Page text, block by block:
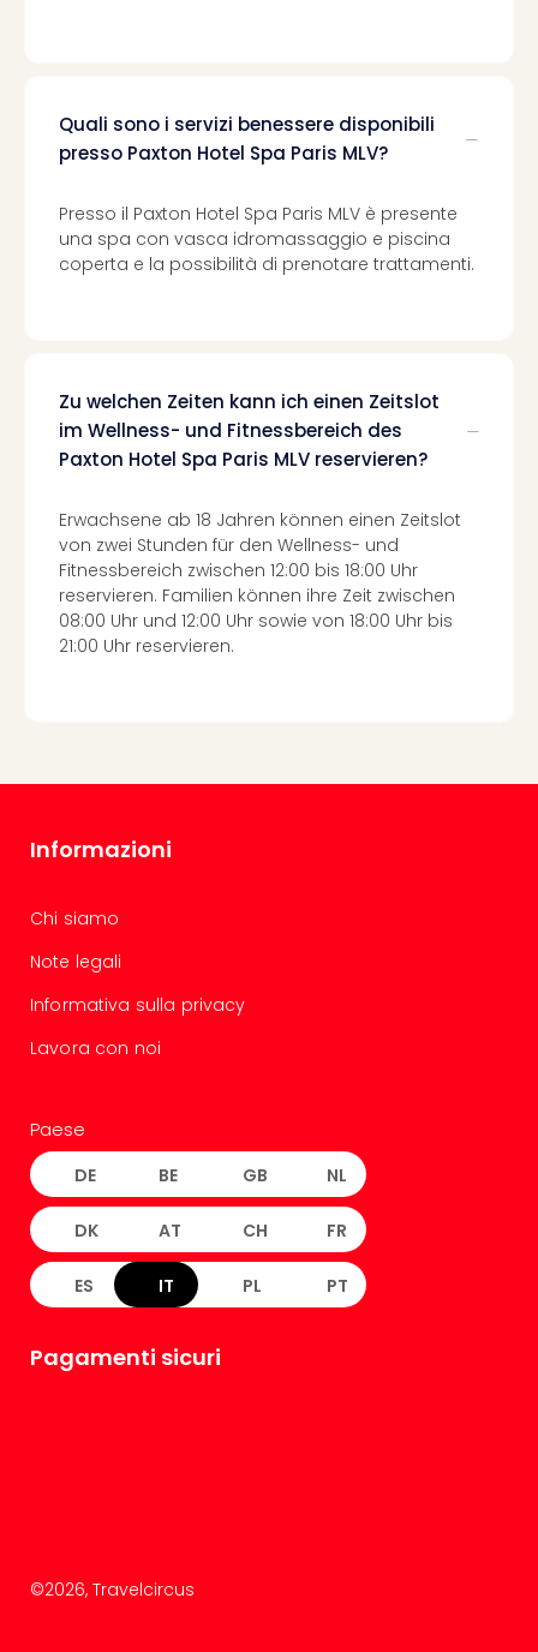
Quali sono i servizi benessere disponibili
presso Paxton Hotel Spa Paris MLV?
Presso il Paxton Hotel Spa Paris MLV è presente
una spa con vasca idromassaggio e piscina
coperta e la possibilità di prenotare trattamenti.
Zu welchen Zeiten kann ich einen Zeitslot
im Wellness- und Fitnessbereich des
Paxton Hotel Spa Paris MLV reservieren?
Erwachsene ab 18 Jahren können einen Zeitslot
von zwei Stunden für den Wellness- und
Fitnessbereich zwischen 12:00 bis 18:00 Uhr
reservieren. Familien können ihre Zeit zwischen
08:00 Uhr und 12:00 Uhr sowie von 18:00 Uhr bis
21:00 Uhr reservieren.
Informazioni
Chi siamo
Note legali
Informativa sulla privacy
Lavora con noi
Paese
DE BE GB NL
DK AT CH FR
ES IT PL PT
Pagamenti sicuri
©2026, Travelcircus